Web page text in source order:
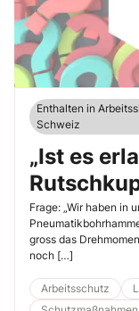
Enthalten in
Schweiz
„Ist es
Frage: „Wir haben in
gross das
noch […]
Arbeitsschutz